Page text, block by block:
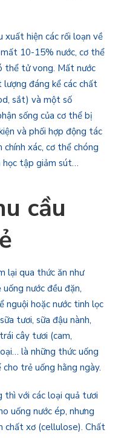
hiện các rối loạn về
10-15% nước, cơ thể
thể tử vong. Mất nước
đáng kể các chất
sắt) và một số
sống của cơ thể bị
và phối hợp động tác
xác, cơ thể chóng
tập giảm sút…
cầu
lại qua thức ăn như
nước đều đặn,
nguội hoặc nước tinh lọc
tươi, sữa đậu nành,
cây tươi (cam,
là những thức uống
trẻ uống hằng ngày.
thì với các loại quả tươi
uống nước ép, nhưng
chất xơ (cellulose). Chất